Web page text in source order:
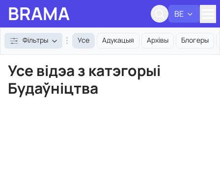
BRAMA BE
Фільтры
Усе Адукацыя Архівы Блогеры
Усе відэа з катэгорыі
Будаўніцтва